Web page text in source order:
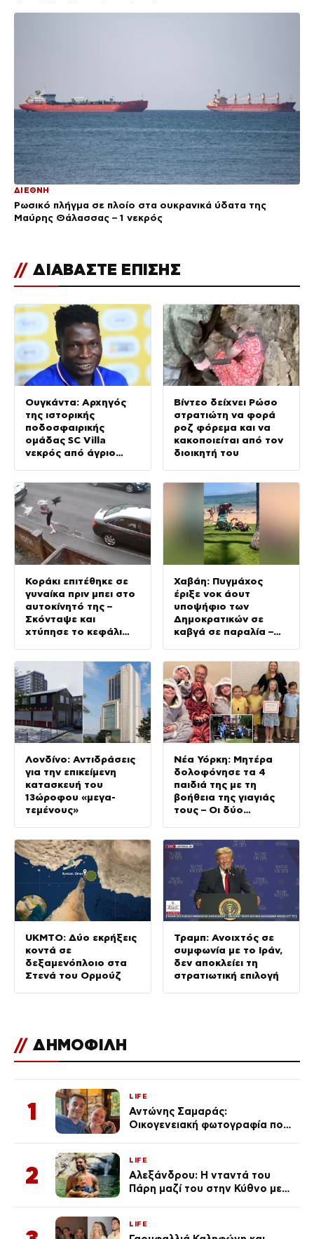
ΔΙΕΘΝΗ
Ρωσικό πλήγμα σε πλοίο στα ουκρανικά ύδατα της
Μαύρης Θάλασσας – 1 νεκρός
// ΔΙΑΒΑΣΤΕ ΕΠΙΣΗΣ
Ουγκάντα: Αρχηγός
της ιστορικής
ποδοσφαιρικής
ομάδας SC Villa
νεκρός από άγριο
Βίντεο δείχνει Ρώσο
στρατιώτη να φορά
ροζ φόρεμα και να
κακοποιείται από τον
διοικητή του
Κοράκι επιτέθηκε σε
γυναίκα πριν μπει στο
αυτοκίνητό της –
Σκόνταψε και
χτύπησε το κεφάλι
Χαβάη: Πυγμάχος
έριξε νοκ άουτ
υποψήφιο των
Δημοκρατικών σε
καβγά σε παραλία –
Λονδίνο: Αντιδράσεις
για την επικείμενη
κατασκευή του
13ώροφου «μεγα-
τεμένους»
Νέα Υόρκη: Μητέρα
δολοφόνησε τα 4
παιδιά της με τη
βοήθεια της γιαγιάς
τους – Οι δύο
UKMTO: Δύο εκρήξεις
κοντά σε
δεξαμενόπλοιο στα
Στενά του Ορμούζ
Τραμπ: Ανοιχτός σε
συμφωνία με το Ιράν,
δεν αποκλείει τη
στρατιωτική επιλογή
// ΔΗΜΟΦΙΛΗ
1
LIFE
Αντώνης Σαμαράς:
Οικογενειακή φωτογραφία που
Λένας
2
LIFE
Αλεξάνδρου: Η νταντά του
Πάρη μαζί του στην Κύθνο με
LIFE